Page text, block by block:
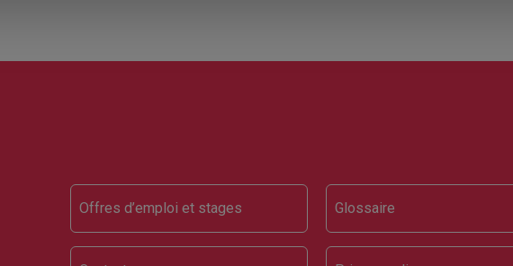
Footer
Offres d’emploi et stages Glossaire